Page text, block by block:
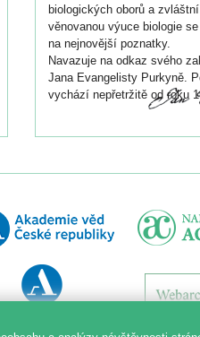
biologických oborů a
věnovanou výuce biologie
na nejnovější poznatky.
Navazuje na odkaz svého
Jana Evangelisty Purkyně.
vychází nepřetržitě od roku